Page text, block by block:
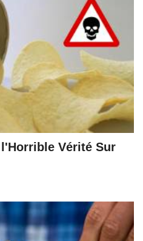
Vérité Sur